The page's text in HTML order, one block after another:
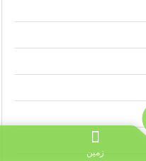
زمین